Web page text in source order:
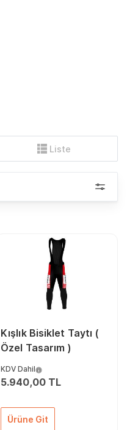
Liste
Kışlık Bisiklet Taytı (
Özel Tasarım )
KDV Dahil
5.940,00 TL
Ürüne Git